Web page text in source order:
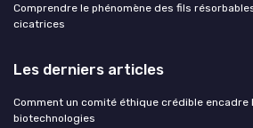
Comprendre le phénomène des fils
cicatrices
Les derniers articles
Comment un comité éthique crédible encadre
biotechnologies